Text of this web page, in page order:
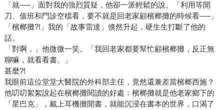
「就──」面對我的強烈質疑，他卻一派輕鬆的說。「利用等開
刀、值班和門診空檔看，要不就是回老家顧檳榔攤的時候看──」
「檳榔攤?!」我的「故事雷達」倏然升起，硬生生打斷了他的
話。
「對啊，」他微微一笑。「我回老家都要幫忙顧檳榔攤，反正無
聊嘛，就看看書。」
甚麼?!
我眼前這位堂堂大醫院的外科部主任，竟然還兼差當檳榔西施？
他叨叨絮絮說起在檳榔攤閱讀的好處：檳榔攤就是他老家鄉下的
「星巴克」，戴上耳機攤開書，就能沉浸在書本的世界，口渴了